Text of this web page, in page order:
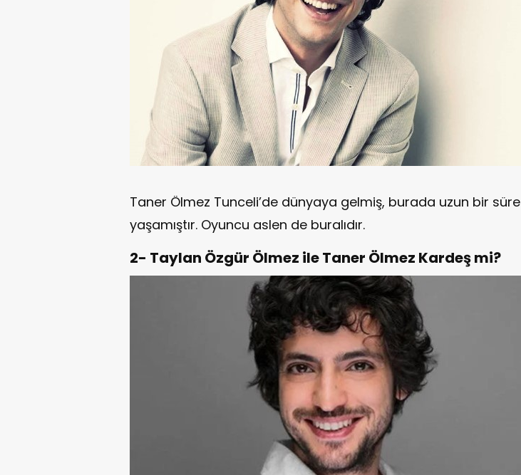
Taner Ölmez Tunceli’de dünyaya gelmiş, burada uzun bir süre
yaşamıştır. Oyuncu aslen de buralıdır.
2- Taylan Özgür Ölmez ile Taner Ölmez Kardeş mi?